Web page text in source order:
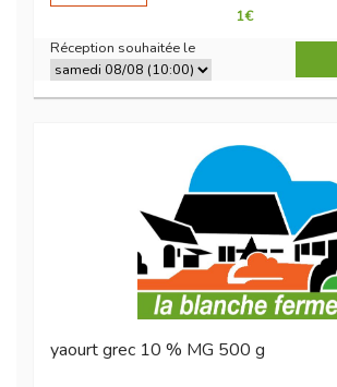
1€
Réception souhaitée le
yaourt grec 10 % MG 500 g